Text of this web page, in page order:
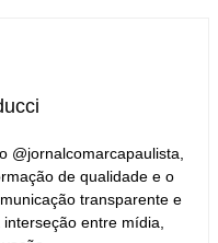
@jornalcomarcapaulista,
de qualidade e o
transparente e
entre mídia,